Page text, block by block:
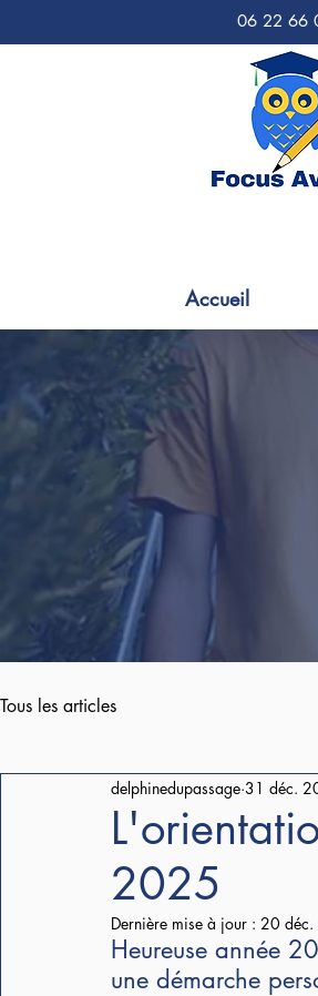
06 22 66
Accueil
Tous les articles
2025
delphinedupassage 31 déc.
Dernière mise à jour : 20
Heureuse année
une démarche